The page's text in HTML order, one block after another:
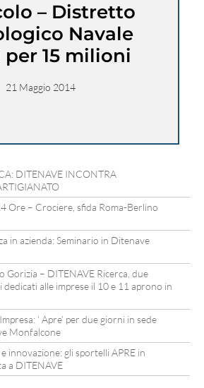
– Distretto
Navale
15 milioni
21 Maggio 2014
DITENAVE INCONTRA
Ore – Crociere, sfida Roma-Berlino
in azienda: Seminario in Ditenave
Gorizia – DITENAVE Ricerca, due
dedicati alle imprese il 10 e 11 aprono in
‘ Apre’ per due giorni in sede
Monfalcone
e innovazione: gli sportelli APRE in
a DITENAVE